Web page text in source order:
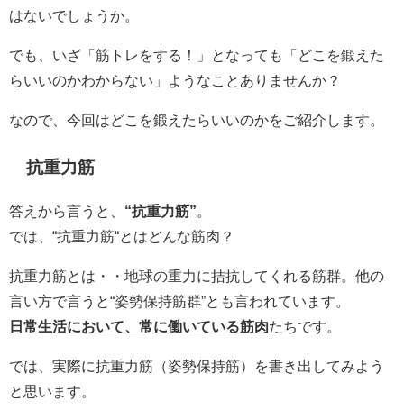
はないでしょうか。
でも、いざ「筋トレをする！」となっても「どこを鍛えた
らいいのかわからない」ようなことありませんか？
なので、今回はどこを鍛えたらいいのかをご紹介します。
抗重力筋
答えから言うと、 “抗重力筋”
では、“抗重力筋“とはどんな筋肉？
抗重力筋とは・・地球の重力に拮抗してくれる筋群。他の
言い方で言うと“姿勢保持筋群”とも言われています。
日常生活において、常に働いている筋肉たちです。
では、実際に抗重力筋（姿勢保持筋）を書き出してみよう
と思います。